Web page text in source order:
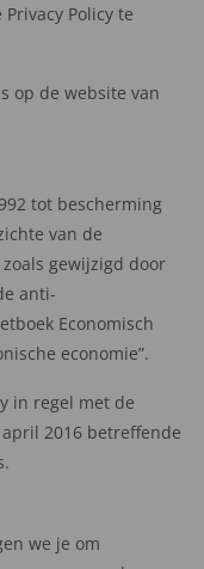
Policy te
op de website van
tot bescherming
van de
gewijzigd door
anti-
Economisch
economie”.
in regel met de
2016 betreffende
we je om